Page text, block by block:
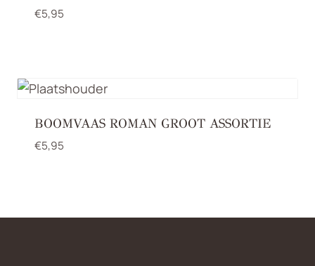
€5,95
BOOMVAAS ROMAN GROOT ASSORTIE
€5,95